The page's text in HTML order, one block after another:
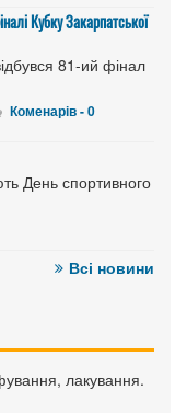
Кубку Закарпатської
81-ий фінал
Коменарів - 0
День спортивного
Всі новини
лакування.